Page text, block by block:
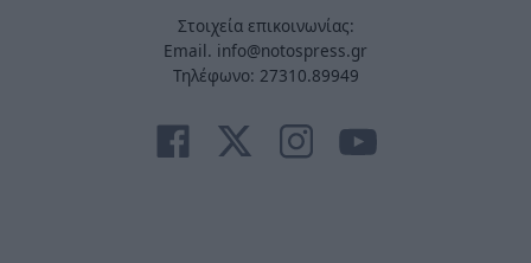
Στοιχεία επικοινωνίας:
Email. info@notospress.gr
Τηλέφωνο: 27310.89949